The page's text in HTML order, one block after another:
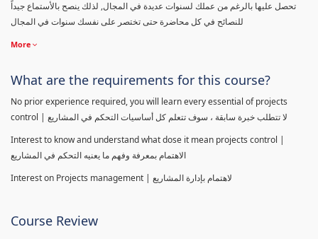
تحصل عليها بالرغم من عملك لسنوات عديدة في المجال, لذلك ينصح بالأستماع جيداً
للنصائح في كل محاضرة حتى تختصر على نفسك سنوات في المجال
More
What are the requirements for this course?
No prior experience required, you will learn every essential of projects
control | لا تتطلب خبرة سابقة ، سوف تتعلم كل أساسيات التحكم في المشاريع
Interest to know and understand what dose it mean projects control |
الاهتمام بمعرفة وفهم ما يعنيه التحكم في المشاريع
Interest on Projects management | لاهتمام بإدارة المشاريع
Course Review